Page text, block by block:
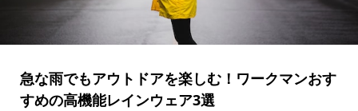
急な雨でもアウトドアを楽しむ！ワークマンおす
すめの高機能レインウェア3選